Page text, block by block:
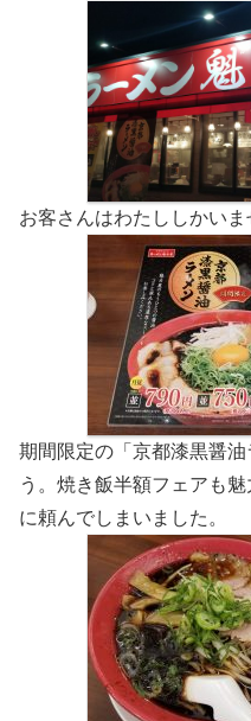
お客さんはわたししかいま
期間限定の「京都漆黒醤
う。焼き飯半額フェアも
に頼んでしまいました。